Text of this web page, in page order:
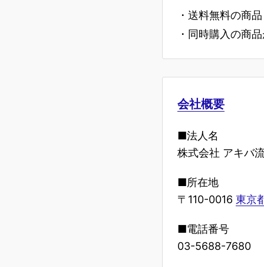
・送料無料の商
・同時購入の商
会社概要
■法人名
株式会社 アキバ
■所在地
〒110-0016 東京
■電話番号
03-5688-7680